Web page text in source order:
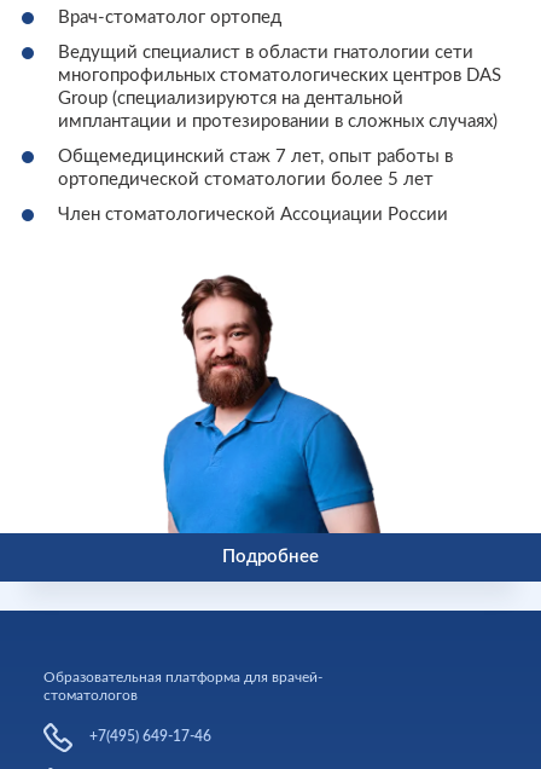
Врач-стоматолог ортопед
Ведущий специалист в области гнатологии сети
многопрофильных стоматологических центров DAS
Group (специализируются на дентальной
имплантации и протезировании в сложных случаях)
Общемедицинский стаж 7 лет, опыт работы в
ортопедической стоматологии более 5 лет
Член стоматологической Ассоциации России
Подробнее
Образовательная платформа для врачей-
стоматологов
+7(495) 649-17-46